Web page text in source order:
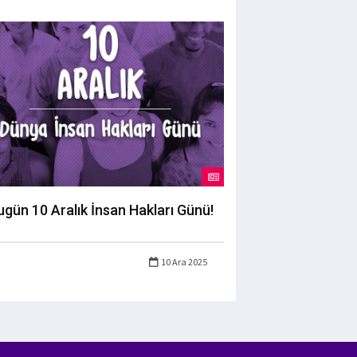
10 Aralık İnsan Hakları Günü!
10 Ara 2025